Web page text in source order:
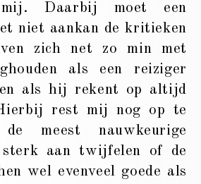
Daarbij moet een
niet aankan de kritieken
zich net zo min met
als een reiziger
als hij rekent op altijd
rest mij nog op te
meest nauwkeurige
aan twijfelen of de
wel evenveel goede als